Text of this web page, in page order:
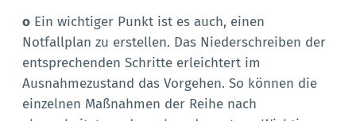
oEin wichtiger Punkt ist es auch, einen
Notfallplan zu erstellen. Das Niederschreiben der
entsprechenden Schritte erleichtert im
Ausnahmezustand das Vorgehen. So können die
einzelnen Maßnahmen der Reihe nach